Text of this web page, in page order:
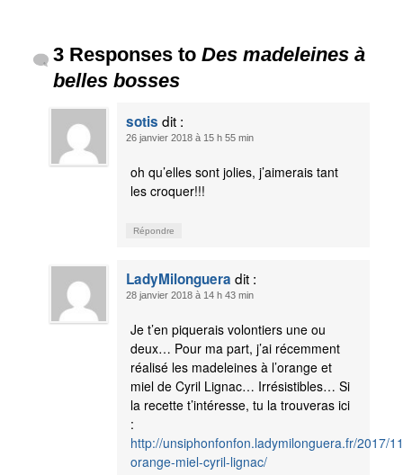
3 Responses to Des madeleines à
belles bosses
sotis dit :
26 janvier 2018 à 15 h 55 min
oh qu’elles sont jolies, j’aimerais tant
les croquer!!!
Répondre
LadyMilonguera dit :
28 janvier 2018 à 14 h 43 min
Je t’en piquerais volontiers une ou
deux… Pour ma part, j’ai récemment
réalisé les madeleines à l’orange et
miel de Cyril Lignac… Irrésistibles… Si
la recette t’intéresse, tu la trouveras ici
:
http://unsiphonfonfon.ladymilonguera.fr/2017/
orange-miel-cyril-lignac/